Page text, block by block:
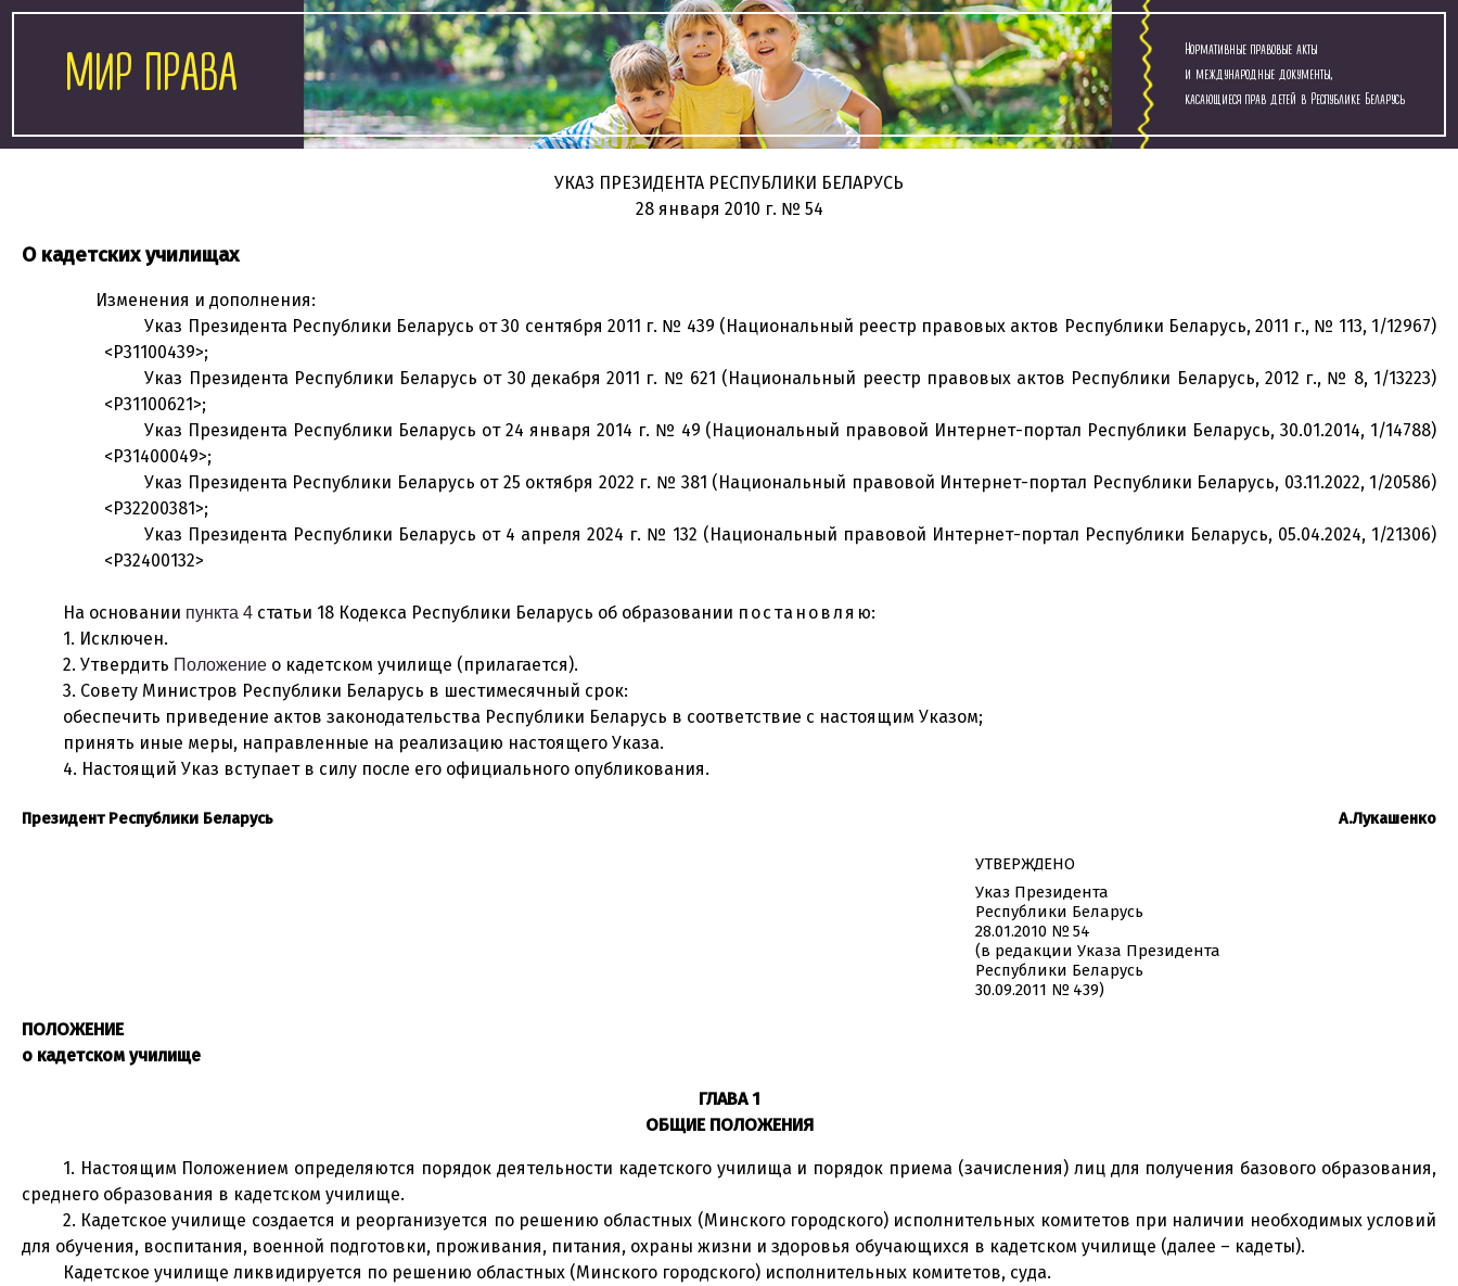
МИР ПРАВА
Нормативные правовые акты
и международные документы,
касающиеся прав детей в Республике Беларусь
УКАЗ ПРЕЗИДЕНТА РЕСПУБЛИКИ БЕЛАРУСЬ
28 января 2010 г. № 54
О кадетских училищах
Изменения и дополнения:
Указ Президента Республики Беларусь от 30 сентября 2011 г. № 439 (Национальный реестр правовых актов Республики Беларусь, 2011 г., № 113, 1/12967)
<P31100439>;
Указ Президента Республики Беларусь от 30 декабря 2011 г. № 621 (Национальный реестр правовых актов Республики Беларусь, 2012 г., № 8, 1/13223)
<P31100621>;
Указ Президента Республики Беларусь от 24 января 2014 г. № 49 (Национальный правовой Интернет-портал Республики Беларусь, 30.01.2014, 1/14788)
<P31400049>;
Указ Президента Республики Беларусь от 25 октября 2022 г. № 381 (Национальный правовой Интернет-портал Республики Беларусь, 03.11.2022, 1/20586)
<P32200381>;
Указ Президента Республики Беларусь от 4 апреля 2024 г. № 132 (Национальный правовой Интернет-портал Республики Беларусь, 05.04.2024, 1/21306)
<P32400132>
На основании пункта 4статьи 18 Кодекса Республики Беларусь об образовании постановля ю:
1. Исключен.
2. Утвердить Положениео кадетском училище (прилагается).
3. Совету Министров Республики Беларусь в шестимесячный срок:
обеспечить приведение актов законодательства Республики Беларусь в соответствие с настоящим Указом;
принять иные меры, направленные на реализацию настоящего Указа.
4. Настоящий Указ вступает в силу после его официального опубликования.
Президент Республики Беларусь А.Лукашенко
УТВЕРЖДЕНО
Указ Президента
Республики Беларусь
28.01.2010 № 54
(в редакции Указа Президента
Республики Беларусь
30.09.2011 № 439)
ПОЛОЖЕНИЕ
о кадетском училище
ГЛАВА 1
ОБЩИЕ ПОЛОЖЕНИЯ
1. Настоящим Положением определяются порядок деятельности кадетского училища и порядок приема (зачисления) лиц для получения базового образования,
среднего образования в кадетском училище.
2. Кадетское училище создается и реорганизуется по решению областных (Минского городского) исполнительных комитетов при наличии необходимых условий
для обучения, воспитания, военной подготовки, проживания, питания, охраны жизни и здоровья обучающихся в кадетском училище (далее – кадеты).
Кадетское училище ликвидируется по решению областных (Минского городского) исполнительных комитетов, суда.